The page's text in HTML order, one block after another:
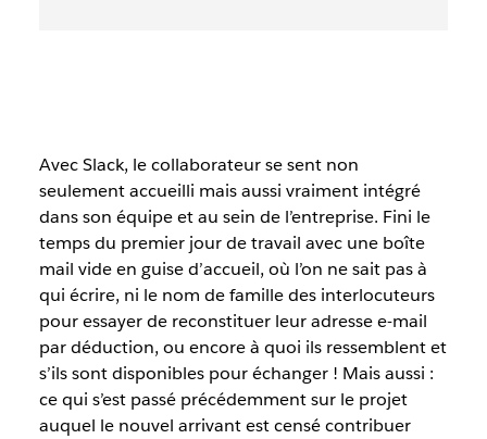
Avec Slack, le collaborateur se sent non
seulement accueilli mais aussi vraiment intégré
dans son équipe et au sein de l’entreprise. Fini le
temps du premier jour de travail avec une boîte
mail vide en guise d’accueil, où l’on ne sait pas à
qui écrire, ni le nom de famille des interlocuteurs
pour essayer de reconstituer leur adresse e-mail
par déduction, ou encore à quoi ils ressemblent et
s’ils sont disponibles pour échanger ! Mais aussi :
ce qui s’est passé précédemment sur le projet
auquel le nouvel arrivant est censé contribuer